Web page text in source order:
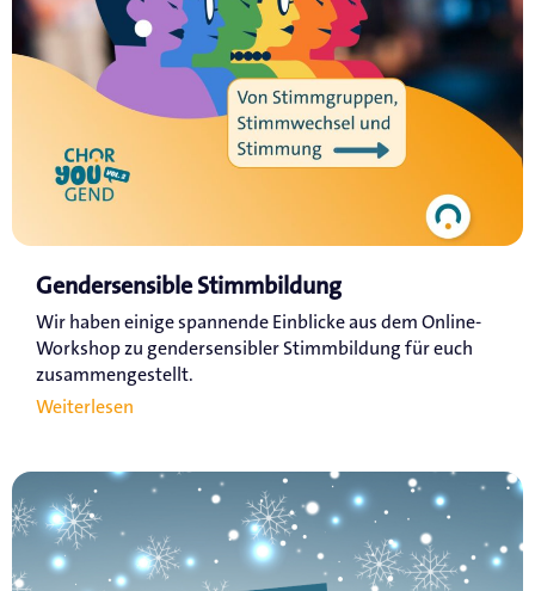
Gendersensible Stimmbildung
Wir haben einige spannende Einblicke aus dem Online-
Workshop zu gendersensibler Stimmbildung für euch
zusammengestellt.
Weiterlesen